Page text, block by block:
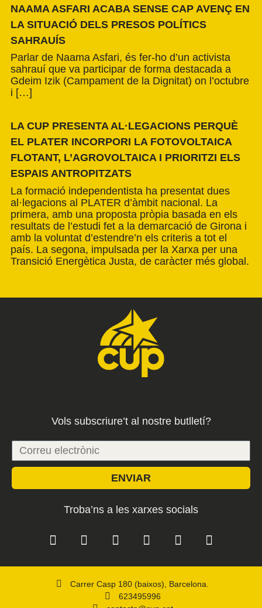
NAAMA ASFARI ACABA SENSE CAP AVENÇ EN
LA SITUACIÓ DELS PRESOS POLÍTICS
SAHRAUÍS
Parlar de Naama Asfari, és fer-ho d’un activista
sahrauí que va participar de forma destacada a
Gdeim Izik (Campament de la Dignitat) on l’octubre
i […]
LA CUP PRESENTA AL·LEGACIONS PERQUÈ
EL PLATER INCORPORI LA FOTOVOLTAICA
FLOTANT, L’AGROVOLTAICA I PRIORITZI ELS
ESPAIS ANTROPITZATS
La formació independentista ha presentat dues
al·legacions al PLATER d’àmbit nacional. La
primera, amb una proposta pròpia basada en els
resultats de l’estudi fet a la demarcació de Girona i
amb la voluntat d’estendre’n els criteris a tot el
país. La segona, impulsada per la Xarxa per una
Transició Energètica Justa, de caràcter més global.
Vols subscriure’t al nostre butlletí?
ENVIAR
Troba’ns a les xarxes socials
Carrer Casp 180 (baixos), Barcelona.
623495996